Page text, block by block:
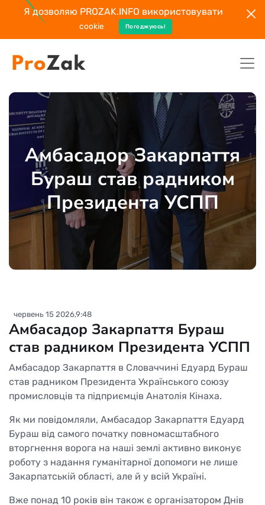
Я дозволяю PROZAK.INFO використовувати
cookie Погоджуюсь!
Амбасадор Закарпаття
Бураш став радником
Президента УСПП
червень 15 2026,9:48
Амбасадор Закарпаття Бураш
став радником Президента УСПП
Амбасадор Закарпаття в Словаччині Едуард Бураш
став радником Президента Українського союзу
промисловців та підприємців Анатолія Кінаха.
Як ми повідомляли, Амбасадор Закарпаття Едуард
Бураш від самого початку повномасштабного
вторгнення ворога на наші землі активно виконує
роботу з надання гуманітарної допомоги не лише
Закарпатській області, але й у всій Україні.
Вже понад 10 років він також є організатором Днів